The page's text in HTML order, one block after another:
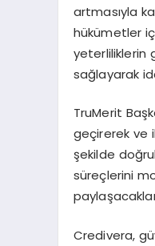
artmasıyla
hükümetler iç
yeterliliklerin
sağlayarak
TruMerit Baş
geçirerek ve
şekilde doğ
süreçlerini
paylaş
Credivera, gü